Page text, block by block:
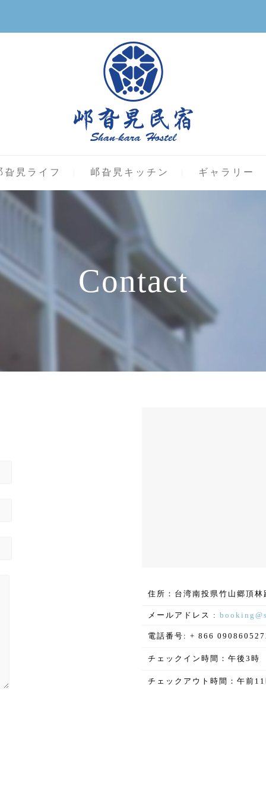
旮旯ライフ 邖旮旯キッチン ギャラリー
Contact
住所：台湾南投県竹山郷頂
メールアドレス :
電話番号: + 866
チェックイン時間：午後3時
チェックアウト時間：午前